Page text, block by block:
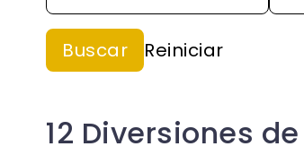
12 Diversiones